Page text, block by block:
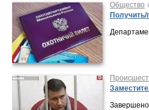
Общество
Получить/
Завершено